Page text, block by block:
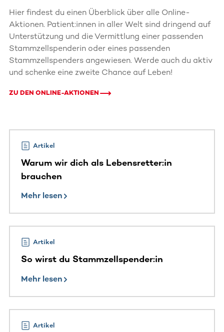
Hier findest du einen Überblick über alle Online-
Aktionen. Patient:innen in aller Welt sind dringend auf
Unterstützung und die Vermittlung einer passenden
Stammzellspenderin oder eines passenden
Stammzellspenders angewiesen. Werde auch du aktiv
und schenke eine zweite Chance auf Leben!
ZU DEN ONLINE-AKTIONEN
Artikel
Warum wir dich als Lebensretter:in
brauchen
Mehr lesen
Artikel
So wirst du Stammzellspender:in
Mehr lesen
Artikel